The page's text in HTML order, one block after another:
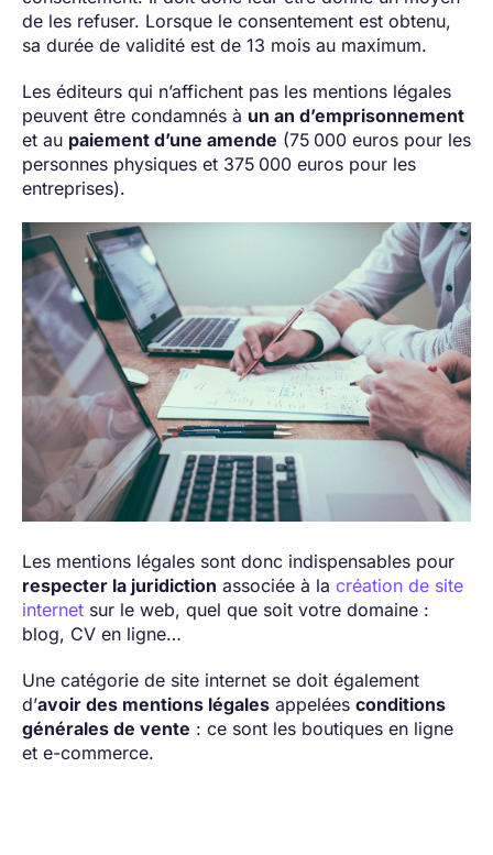
de les refuser. Lorsque le consentement est obtenu,
sa durée de validité est de 13 mois au maximum.
Les éditeurs qui n’affichent pas les mentions légales
peuvent être condamnés à un an d’emprisonnement
et au paiement d’une amende (75 000 euros pour les
personnes physiques et 375 000 euros pour les
entreprises).
Les mentions légales sont donc indispensables pour
respecter la juridiction associée à la création de site
internet sur le web, quel que soit votre domaine :
blog, CV en ligne…
Une catégorie de site internet se doit également
d’avoir des mentions légales appelées conditions
générales de vente : ce sont les boutiques en ligne
et e-commerce.